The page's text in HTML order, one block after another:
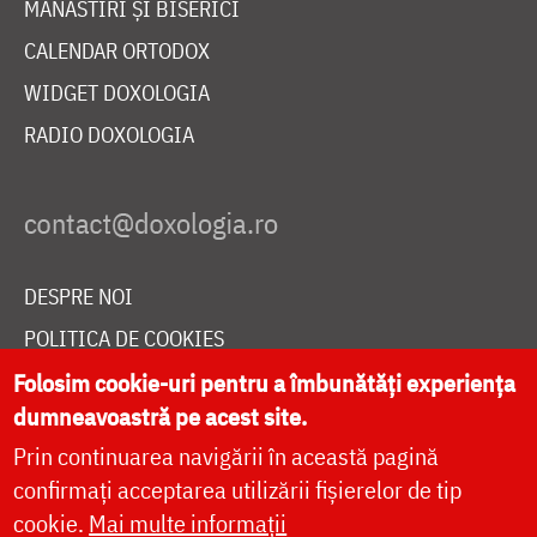
MĂNĂSTIRI ȘI BISERICI
CALENDAR ORTODOX
WIDGET DOXOLOGIA
RADIO DOXOLOGIA
DESPRE NOI
POLITICA DE COOKIES
DONEAZĂ ONLINE PENTRU CATEDRALA NAȚIONALĂ
LIVE
Folosim cookie-uri pentru a îmbunătăți experiența
dumneavoastră pe acest site.
Prin continuarea navigării în această pagină
confirmați acceptarea utilizării fișierelor de tip
cookie. Mai multe informații